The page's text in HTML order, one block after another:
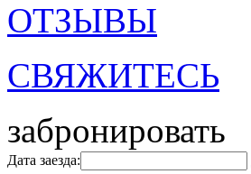
ОТЗЫВЫ
СВЯЖИТЕСЬ
забронировать
Дата заезда: